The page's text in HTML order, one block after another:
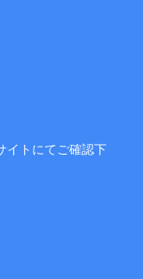
イトにてご確認下